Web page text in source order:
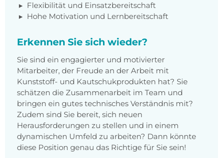
Flexibilität und Einsatzbereitschaft
Hohe Motivation und Lernbereitschaft
Erkennen Sie sich wieder?
Sie sind ein engagierter und motivierter
Mitarbeiter, der Freude an der Arbeit mit
Kunststoff- und Kautschukprodukten hat? Sie
schätzen die Zusammenarbeit im Team und
bringen ein gutes technisches Verständnis mit?
Zudem sind Sie bereit, sich neuen
Herausforderungen zu stellen und in einem
dynamischen Umfeld zu arbeiten? Dann könnte
diese Position genau das Richtige für Sie sein!